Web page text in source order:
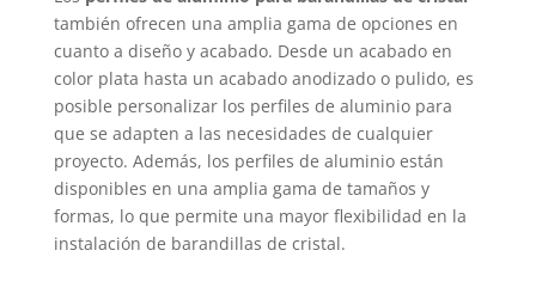
también ofrecen una amplia gama de opciones en
cuanto a diseño y acabado. Desde un acabado en
color plata hasta un acabado anodizado o pulido, es
posible personalizar los perfiles de aluminio para
que se adapten a las necesidades de cualquier
proyecto. Además, los perfiles de aluminio están
disponibles en una amplia gama de tamaños y
formas, lo que permite una mayor flexibilidad en la
instalación de barandillas de cristal.